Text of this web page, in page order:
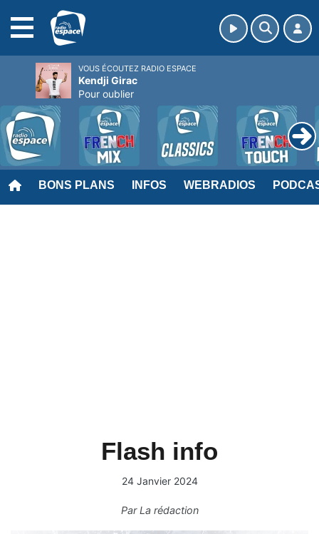
BONS PLANS INFOS WEBRADIOS
Flash info
24 Janvier 2024
ParLa rédaction
VOUS ÉCOUTEZ RADIO ESPACE
Kendji Girac
Pour oublier